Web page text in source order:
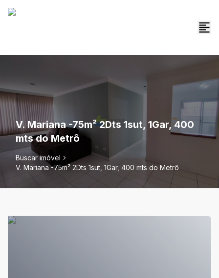
V. Mariana -75m² 2Dts 1sut, 1Gar, 400
mts do Metrô
Buscar imóvel
V. Mariana -75m² 2Dts 1sut, 1Gar, 400 mts do Metrô